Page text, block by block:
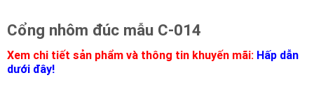
Cổng nhôm đúc mẫu C-014
Xem chi tiết sản phẩm và thông tin khuyến mãi: Hấp dẫn
dưới đây!